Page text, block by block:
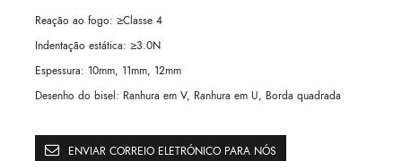
Reação ao fogo: ≥Classe 4
Indentação estática: ≥3.0N
Espessura: 10mm, 11mm, 12mm
Desenho do bisel: Ranhura em V, Ranhura em U, Borda quadrada
ENVIAR CORREIO ELETRÓNICO PARA NÓS